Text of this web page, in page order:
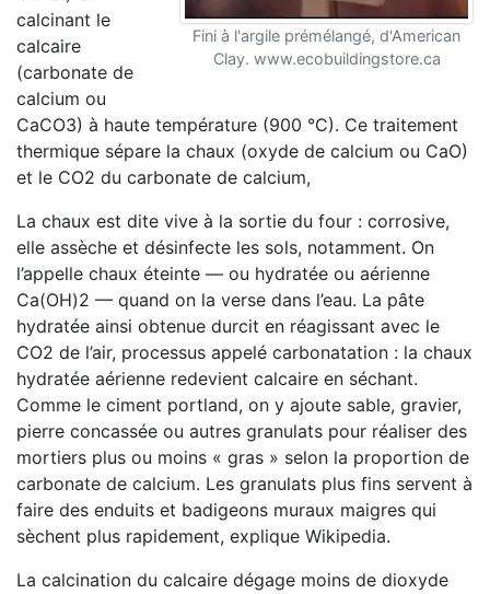
Fini à l'argile prémélangé, d'American
Clay. www.ecobuildingstore.ca
calcinant le
calcaire
(carbonate de
calcium ou
CaCO3) à haute température (900 °C). Ce traitement
thermique sépare la chaux (oxyde de calcium ou CaO)
et le CO2 du carbonate de calcium,
La chaux est dite vive à la sortie du four : corrosive,
elle assèche et désinfecte les sols, notamment. On
l’appelle chaux éteinte — ou hydratée ou aérienne
Ca(OH)2 — quand on la verse dans l’eau. La pâte
hydratée ainsi obtenue durcit en réagissant avec le
CO2 de l’air, processus appelé carbonatation : la chaux
hydratée aérienne redevient calcaire en séchant.
Comme le ciment portland, on y ajoute sable, gravier,
pierre concassée ou autres granulats pour réaliser des
mortiers plus ou moins « gras » selon la proportion de
carbonate de calcium. Les granulats plus fins servent à
faire des enduits et badigeons muraux maigres qui
sèchent plus rapidement, explique Wikipedia.
La calcination du calcaire dégage moins de dioxyde